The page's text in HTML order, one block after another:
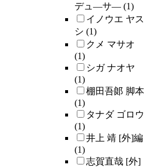
デュ―サ― (1)
イノウエ ヤス
シ (1)
クメ マサオ
(1)
シガ ナオヤ
(1)
棚田吾郞 脚本
(1)
タナダ ゴロウ
(1)
井上 靖 [外]編
(1)
志賀直哉 [外]